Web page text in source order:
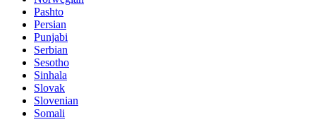
Pashto
Persian
Punjabi
Serbian
Sesotho
Sinhala
Slovak
Slovenian
Somali